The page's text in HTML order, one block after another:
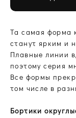
Та самая форма
станут ярким и
Плавные линии
поэтому серия
Все формы
том числе в
Бортики